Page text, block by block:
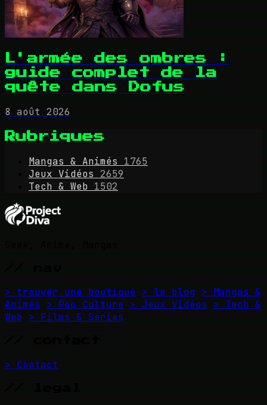
L'armée des ombres :
guide complet de la
quête dans Dofus
8 août 2026
Rubriques
Mangas & Animés
1765
Jeux Vidéos
2659
Tech & Web 1502
> trouver une boutique > le blog > Mangas &
Animés
> Pop Culture > Jeux Vidéos
> Tech &
Web > Films & Séries
> Contact